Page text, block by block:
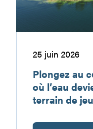
devient
terrain25 juin 2026
Plongez au
où l’eau
terrain de